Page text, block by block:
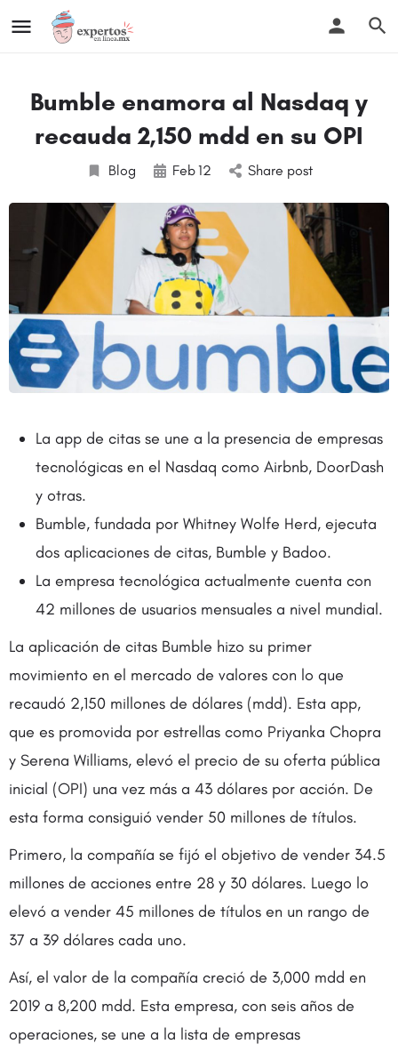
Bumble enamora al Nasdaq y
recauda 2,150 mdd en su OPI
Blog Feb12 Share post
La app de citas se une a la presencia de empresas
tecnológicas en el Nasdaq como Airbnb, DoorDash
y otras.
Bumble, fundada por Whitney Wolfe Herd, ejecuta
dos aplicaciones de citas, Bumble y Badoo.
La empresa tecnológica actualmente cuenta con
42 millones de usuarios mensuales a nivel mundial.
La aplicación de citas Bumble hizo su primer
movimiento en el mercado de valores con lo que
recaudó 2,150 millones de dólares (mdd). Esta app,
que es promovida por estrellas como Priyanka Chopra
y Serena Williams, elevó el precio de su oferta pública
inicial (OPI) una vez más a 43 dólares por acción. De
esta forma consiguió vender 50 millones de títulos.
Primero, la compañía se fijó el objetivo de vender 34.5
millones de acciones entre 28 y 30 dólares. Luego lo
elevó a vender 45 millones de títulos en un rango de
37 a 39 dólares cada uno.
Así, el valor de la compañía creció de 3,000 mdd en
2019 a 8,200 mdd. Esta empresa, con seis años de
operaciones, se une a la lista de empresas